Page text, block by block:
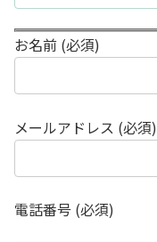
お名前 (必須)
メールアドレス (必須)
電話番号 (必須)